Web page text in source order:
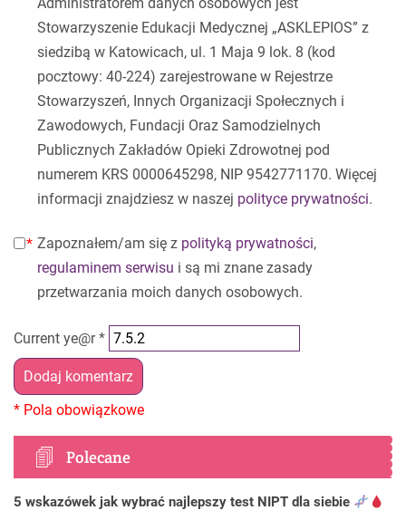
Stowarzyszenie Edukacji Medycznej „ASKLEPIOS” z
siedzibą w Katowicach, ul. 1 Maja 9 lok. 8 (kod
pocztowy: 40-224) zarejestrowane w Rejestrze
Stowarzyszeń, Innych Organizacji Społecznych i
Zawodowych, Fundacji Oraz Samodzielnych
Publicznych Zakładów Opieki Zdrowotnej pod
numerem KRS 0000645298, NIP 9542771170. Więcej
informacji znajdziesz w naszej polityce prywatności.
Zapoznałem/am się z polityką prywatności,
regulaminem serwisu i są mi znane zasady
przetwarzania moich danych osobowych.
Current ye@r*
Polecane
5 wskazówek jak wybrać najlepszy test NIPT dla siebie